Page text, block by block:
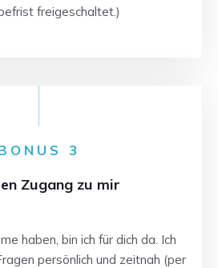
freigeschaltet.)
3
Zugang zu mir
haben, bin ich für dich da. Ich
persönlich und zeitnah (per